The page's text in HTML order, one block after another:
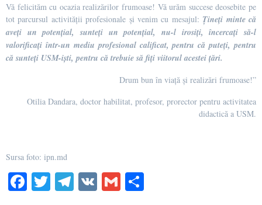
Vă felicităm cu ocazia realizărilor frumoase! Vă urăm succese deosebite pe
tot parcursul activității profesionale și venim cu mesajul: Țineți minte că
aveți un potențial, sunteți un potențial, nu-l irosiți, încercați să-l
valorificați într-un mediu profesional calificat, pentru că puteți, pentru
că sunteți USM-iști, pentru că trebuie să fiți viitorul acestei țări.
Drum bun în viață și realizări frumoase!”
Otilia Dandara, doctor habilitat, profesor, prorector pentru activitatea
didactică a USM.
Sursa foto: ipn.md
Fa T Te V G